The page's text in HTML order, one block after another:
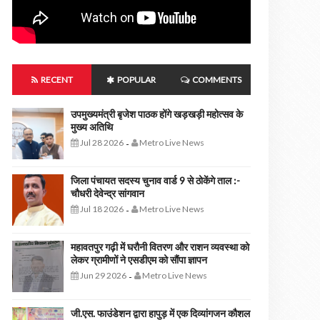
RECENT POPULAR COMMENTS
उपमुख्यमंत्री बृजेश पाठक होंगे खड़खड़ी महोत्सव के
मुख्य अतिथि
Jul 28 2026 - Metro Live News
जिला पंचायत सदस्य चुनाव वार्ड 9 से ठोकेंगे ताल :-
चौधरी देवेन्द्र सांगवान
Jul 18 2026 - Metro Live News
महावतपुर गढ़ी में घरौनी वितरण और राशन व्यवस्था को
लेकर ग्रामीणों ने एसडीएम को सौंपा ज्ञापन
Jun 29 2026 - Metro Live News
जी.एस. फाउंडेशन द्वारा हापुड़ में एक दिव्यांगजन कौशल